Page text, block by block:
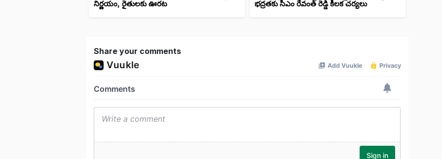
నిర్ణయం, రైతులకు ఊరట
భద్రతకు సీఎం రేవంత్ రెడ్డి కీలక చర్యలు
Share your comments